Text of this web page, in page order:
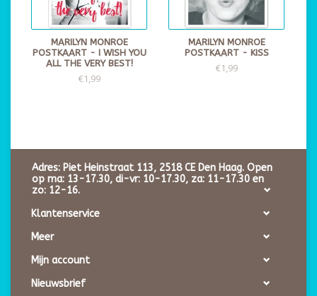
MARILYN MONROE
POSTKAART - I WISH YOU
ALL THE VERY BEST!
€1,99
MARILYN MONROE
POSTKAART - KISS
€1,99
Adres: Piet Heinstraat 113, 2518 CE Den Haag. Open
op ma: 13-17.30, di-vr: 10-17.30, za: 11-17.30 en
zo: 12-16.
Klantenservice
Meer
Mijn account
Nieuwsbrief